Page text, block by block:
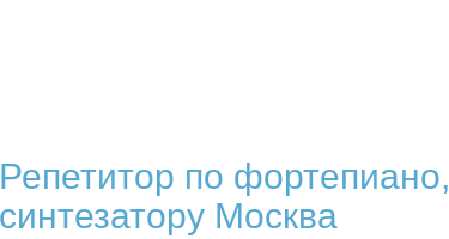
Репетитор по фортепиано,
синтезатору Москва